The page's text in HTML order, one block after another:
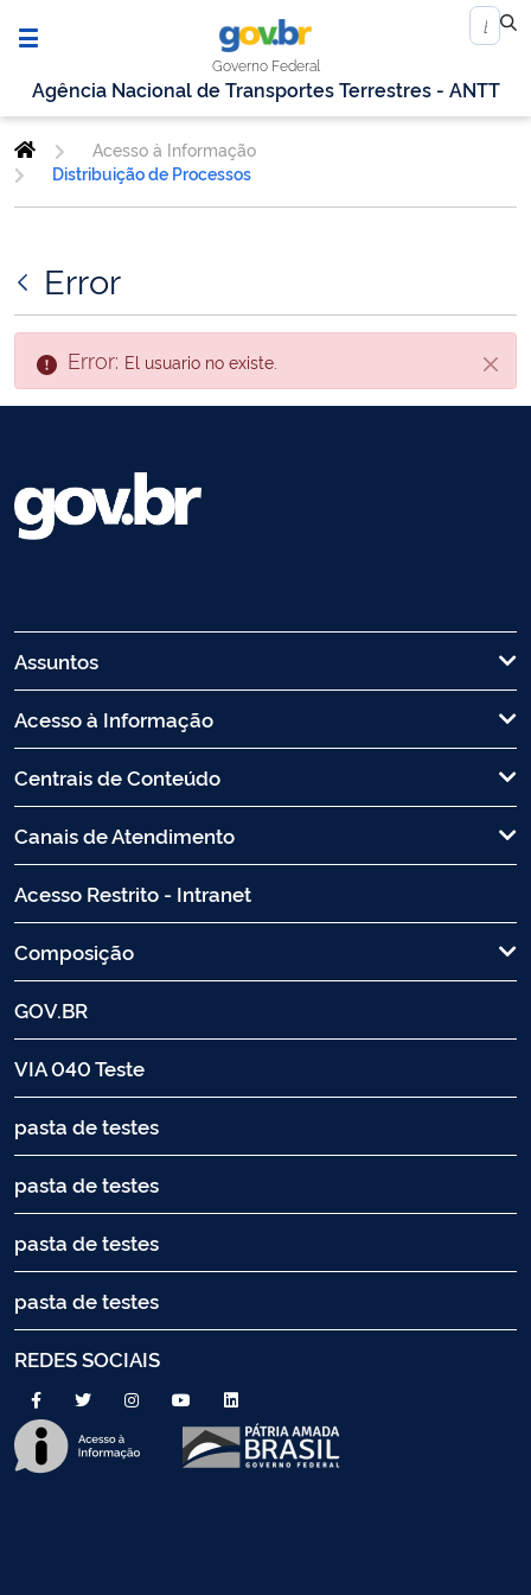
Governo Federal
Agência Nacional de Transportes Terrestres - ANTT
Acesso à Informação
Distribuição de Processos
Error
Error: El usuario no existe.
Assuntos
Acesso à Informação
Centrais de Conteúdo
Canais de Atendimento
Acesso Restrito - Intranet
Composição
GOV.BR
VIA 040 Teste
pasta de testes
pasta de testes
pasta de testes
pasta de testes
REDES SOCIAIS